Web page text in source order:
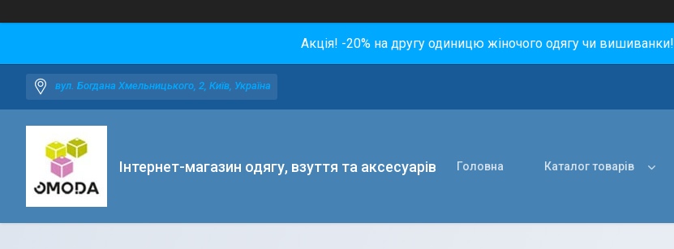
Акція! -20% на другу одиницю жіночого одягу чи вишиванки!
вул. Богдана Хмельницького, 2, Київ, Україна
Інтернет-магазин одягу, взуття та аксесуарів Головна Каталог товарів